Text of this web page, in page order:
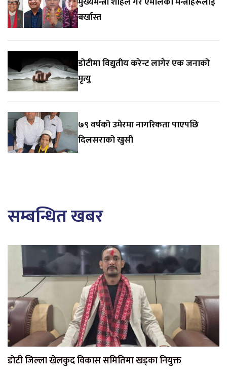
बर्खास्त
डोटीमा विद्युतीय करेन्ट लागेर एक जनाको
मृत्यु
७९ वर्षको उमेरमा नागरिकता पाएपछि
दिलसराको खुसी
सम्बन्धित खबर
डाेटी जिल्ला खेलकुद विकास समितिमा खड्का नियुक्त